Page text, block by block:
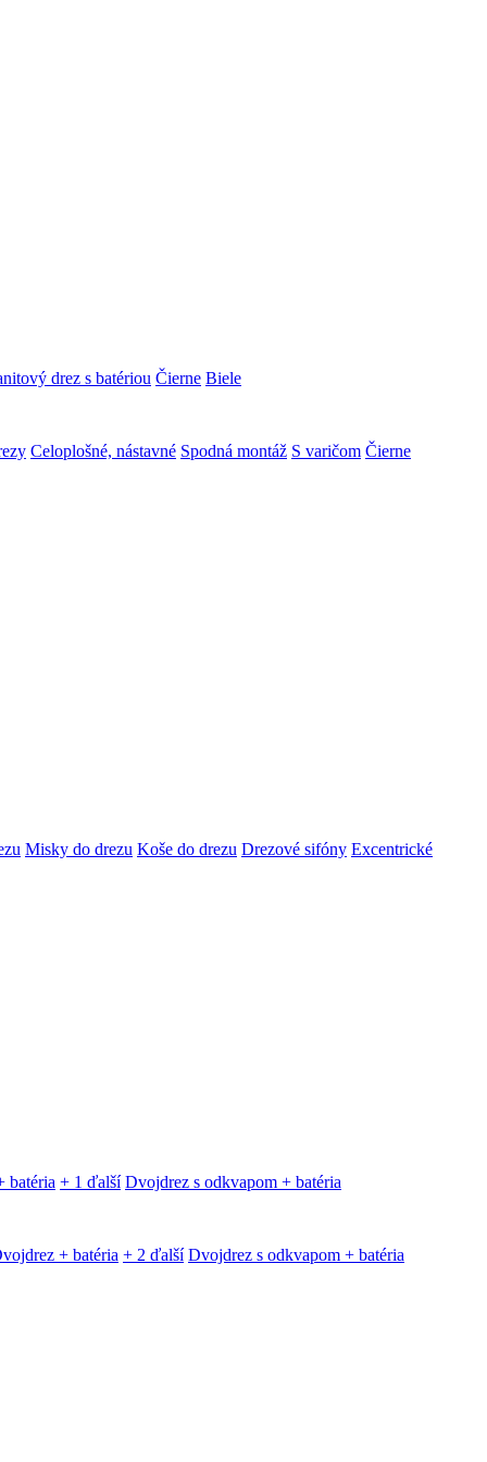
drez s batériou Čierne Biele
Celoplošné, nástavné Spodná montáž S varičom Čierne
Misky do drezu Koše do drezu Drezové sifóny Excentrické
batéria + 1 ďalší Dvojdrez s odkvapom + batéria
+ batéria + 2 ďalší Dvojdrez s odkvapom + batéria